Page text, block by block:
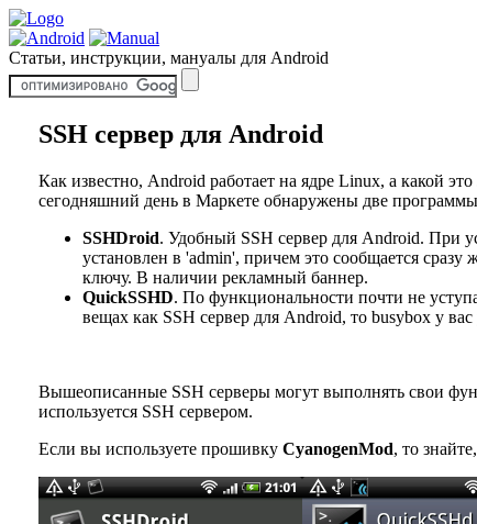
Статьи, инструкции, мануалы для Android
SSH сервер для Android
Как известно, Android работает на ядре Linux, а какой
сегодняшний день в Маркете обнаружены две
SSHDroid. Удобный SSH сервер для Android. При
установлен в 'admin', причем это сообщается
ключу. В наличии рекламный баннер.
QuickSSHD. По функциональности почти не
вещах как SSH сервер для Android, то busybox у
Вышеописанные SSH серверы могут выполнять свои
используется SSH сервером.
Если вы используете прошивку CyanogenMod, то